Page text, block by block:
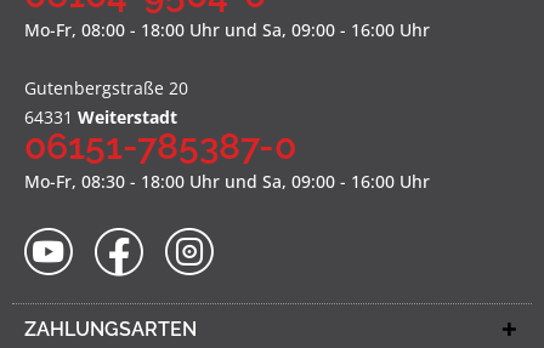
Mo-Fr, 08:00 - 18:00 Uhr und Sa, 09:00 - 16:00 Uhr
Gutenbergstraße 20
64331 Weiterstadt
06151-785387-0
Mo-Fr, 08:30 - 18:00 Uhr und Sa, 09:00 - 16:00 Uhr
ZAHLUNGSARTEN